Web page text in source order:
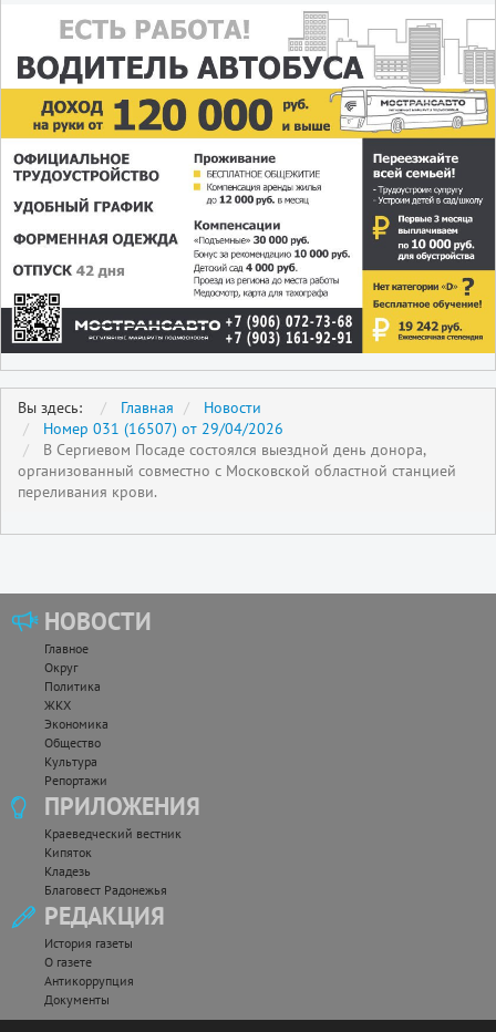
Вы здесь: Главная
Новости
Номер 031 (16507) от 29/04/2026
В Сергиевом Посаде состоялся выездной день донора,
организованный совместно с Московской областной станцией
переливания крови.
НОВОСТИ
Главное
Округ
Политика
ЖКХ
Экономика
Общество
Культура
Репортажи
ПРИЛОЖЕНИЯ
Краеведческий вестник
Кипяток
Кладезь
Благовест Радонежья
РЕДАКЦИЯ
История газеты
О газете
Антикоррупция
Документы